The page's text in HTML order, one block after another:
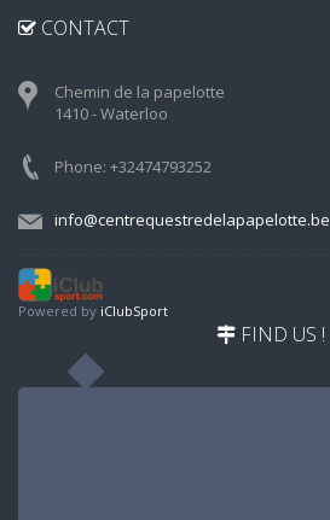
CONTACT
Chemin de la papelotte
1410 - Waterloo
Phone: +32474793252
info@centrequestredelapapelotte.be
Powered by iClubSport
FIND US !